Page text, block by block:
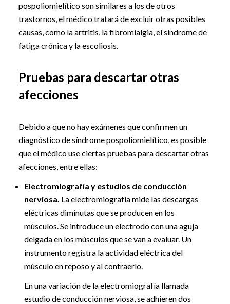
pospoliomielítico son similares a los de otros
trastornos, el médico tratará de excluir otras posibles
causas, como la artritis, la fibromialgia, el síndrome de
fatiga crónica y la escoliosis.
Pruebas para descartar otras
afecciones
Debido a que no hay exámenes que confirmen un
diagnóstico de síndrome pospoliomielítico, es posible
que el médico use ciertas pruebas para descartar otras
afecciones, entre ellas:
Electromiografía y estudios de conducción
nerviosa. La electromiografía mide las descargas
eléctricas diminutas que se producen en los
músculos. Se introduce un electrodo con una aguja
delgada en los músculos que se van a evaluar. Un
instrumento registra la actividad eléctrica del
músculo en reposo y al contraerlo.
En una variación de la electromiografía llamada
estudio de conducción nerviosa, se adhieren dos